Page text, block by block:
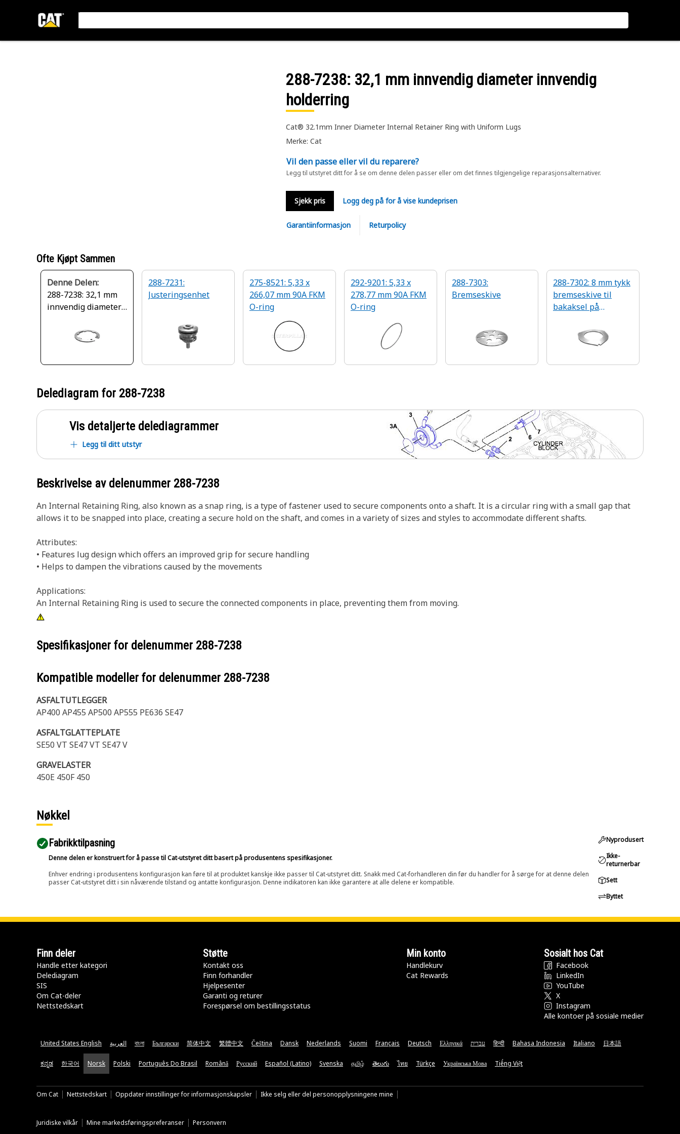
288-7238: 32,1 mm innvendig diameter innvendig
holderring
Cat® 32.1mm Inner Diameter Internal Retainer Ring with Uniform Lugs
Merke: Cat
Vil den passe eller vil du reparere?
Legg til utstyret ditt for å se om denne delen passer eller om det finnes tilgjengelige reparasjonsalternativer.
Sjekk pris Logg deg på for å vise kundeprisen
Garantiinformasjon Returpolicy
Ofte Kjøpt Sammen
Denne Delen:
288-7238: 32,1 mm
innvendig diameter
holderring
288-7231:
Justeringsenhet
275-8521: 5,33 x
266,07 mm 90A FKM
O-ring
292-9201: 5,33 x
278,77 mm 90A FKM
O-ring
288-7303:
Bremseskive
288-7302: 8 mm tykk
bremseskive til
bakaksel på
Delediagram for 288-7238
Vis detaljerte delediagrammer
Legg til ditt utstyr
Beskrivelse av delenummer 288-7238
An Internal Retaining Ring, also known as a snap ring, is a type of fastener used to secure components onto a shaft. It is a circular ring with a small gap that
allows it to be snapped into place, creating a secure hold on the shaft, and comes in a variety of sizes and styles to accommodate different shafts.
Attributes:
• Features lug design which offers an improved grip for secure handling
• Helps to dampen the vibrations caused by the movements
Applications:
An Internal Retaining Ring is used to secure the connected components in place, preventing them from moving.
Spesifikasjoner for delenummer 288-7238
Kompatible modeller for delenummer 288-7238
ASFALTUTLEGGER
AP400 AP455 AP500 AP555 PE636 SE47
ASFALTGLATTEPLATE
SE50 VT SE47 VT SE47 V
GRAVELASTER
450E 450F 450
Nøkkel
Fabrikktilpasning
Denne delen er konstruert for å passe til Cat-utstyret ditt basert på produsentens spesifikasjoner.
Enhver endring i produsentens konfigurasjon kan føre til at produktet kanskje ikke passer til Cat-utstyret ditt. Snakk med Cat-forhandleren din før du handler for å sørge for at denne delen
passer Cat-utstyret ditt i sin nåværende tilstand og antatte konfigurasjon. Denne indikatoren kan ikke garantere at alle delene er kompatible.
Nyprodusert
Ikke-
returnerbar
Sett
Byttet
Finn deler
Handle etter kategori
Delediagram
SIS
Om Cat-deler
Nettstedskart
Støtte
Kontakt oss
Finn forhandler
Hjelpesenter
Garanti og returer
Forespørsel om bestillingsstatus
Min konto
Handlekurv
Cat Rewards
Sosialt hos Cat
Facebook
LinkedIn
YouTube
X
Instagram
Alle kontoer på sosiale medier
United States English العربية বাংলা Български 简体中文 繁體中文 Čeština Dansk Nederlands Suomi Français Deutsch Ελληνικά עברית हिन्दी Bahasa Indonesia Italiano 日本語
ಕನ್ನಡ 한국어 Norsk Polski Português Do Brasil Română Русский Español (Latino) Svenska தமிழ் తెలుగు ไทย Türkçe Українська Мова Tiếng Việt
Om Cat Nettstedskart Oppdater innstillinger for informasjonskapsler Ikke selg eller del personopplysningene mine
Juridiske vilkår Mine markedsføringspreferanser Personvern